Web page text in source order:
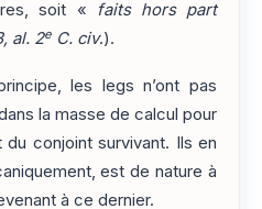
soit « faits hors part
al. 2e C. civ.).
les legs n’ont pas
la masse de calcul pour
conjoint survivant. Ils en
est de nature à
à ce dernier.